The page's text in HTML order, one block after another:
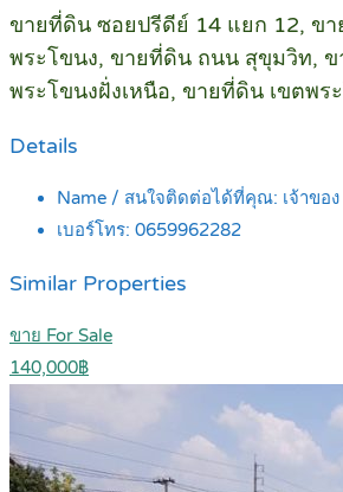
ขายที่ดิน ซอยปรีดีย์ 14 แยก 12, ข
พระโขนง, ขายที่ดิน ถนน สุขุมวิท,
พระโขนงฝั่งเหนือ, ขายที่ดิน เขตพร
Details
Name / สนใจติดต่อได้ที่คุณ: เจ้าของ
เบอร์โทร: 0659962282
Similar Properties
ขาย For Sale
140,000฿